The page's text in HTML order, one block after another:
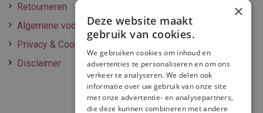
Retourneren
Algemene voorwaarden
Privacy & Cookie policy
Disclaimer
×
Deze website maakt
gebruik van cookies.
We gebruiken cookies om inhoud en
advertenties te personaliseren en om ons
verkeer te analyseren. We delen ook
informatie over uw gebruik van onze site
met onze advertentie- en analysepartners,
die deze kunnen combineren met andere